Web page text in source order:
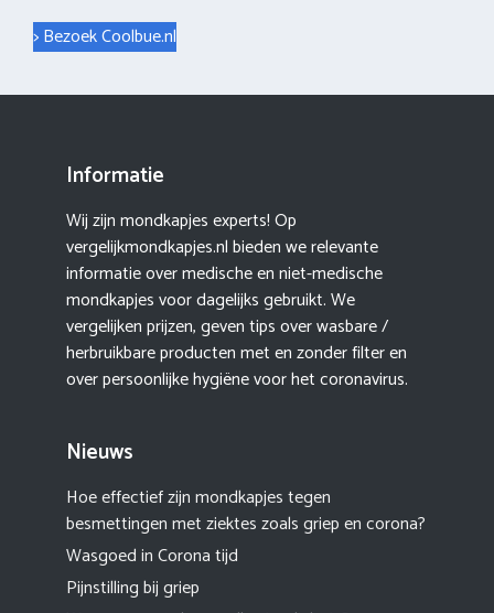
> Bezoek Coolbue.nl
Informatie
Wij zijn mondkapjes experts! Op
vergelijkmondkapjes.nl bieden we relevante
informatie over medische en niet-medische
mondkapjes voor dagelijks gebruikt. We
vergelijken prijzen, geven tips over wasbare /
herbruikbare producten met en zonder filter en
over persoonlijke hygiëne voor het coronavirus.
Nieuws
Hoe effectief zijn mondkapjes tegen
besmettingen met ziektes zoals griep en corona?
Wasgoed in Corona tijd
Pijnstilling bij griep